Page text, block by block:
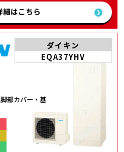
細はこちら
ダイキン
EQA37YHV
部カバー・基